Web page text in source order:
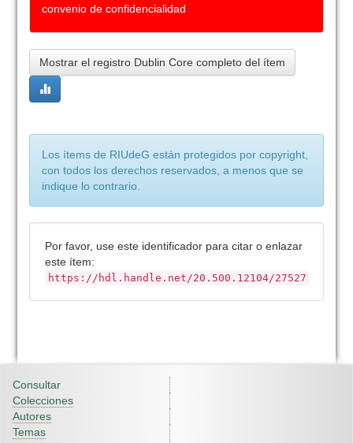
convenio de confidencialidad
Mostrar el registro Dublin Core completo del ítem
Los ítems de RIUdeG están protegidos por copyright,
con todos los derechos reservados, a menos que se
indique lo contrario.
Por favor, use este identificador para citar o enlazar
este ítem:
https://hdl.handle.net/20.500.12104/27527
Consultar
Colecciones
Autores
Temas